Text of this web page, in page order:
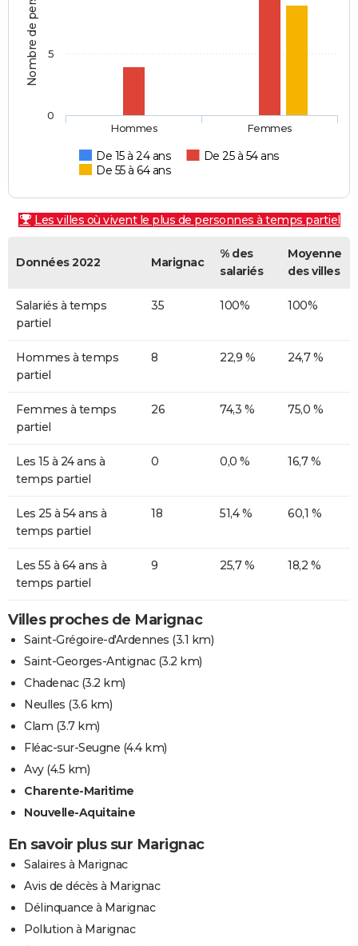
De 15 à 24 ans
De 25 à 54 ans
De 55 à 64 ans
Hommes Femmes
0
5
Les villes où vivent le plus de personnes à temps partiel
Données 2022 Marignac
% des
salariés
Moyenne
des villes
Salariés à temps
partiel
35 100% 100%
Hommes à temps
partiel
8 22,9 % 24,7 %
Femmes à temps
partiel
26 74,3 % 75,0 %
Les 15 à 24 ans à
temps partiel
0 0,0 % 16,7 %
Les 25 à 54 ans à
temps partiel
18 51,4 % 60,1 %
Les 55 à 64 ans à
temps partiel
9 25,7 % 18,2 %
Villes proches de Marignac
Saint-Grégoire-d'Ardennes (3.1 km)
Saint-Georges-Antignac(3.2 km)
Chadenac(3.2 km)
Neulles (3.6 km)
Clam (3.7 km)
Fléac-sur-Seugne (4.4 km)
Avy(4.5 km)
Charente-Maritime
Nouvelle-Aquitaine
En savoir plus sur Marignac
Salaires à Marignac
Avis de décès à Marignac
Délinquance à Marignac
Pollution à Marignac